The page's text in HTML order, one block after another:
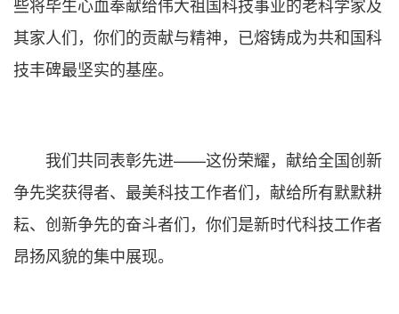
其家人们，你们的贡献与精神，已熔铸成为共和国科
技丰碑最坚实的基座。
我们共同表彰先进——这份荣耀，献给全国创新
争先奖获得者、最美科技工作者们，献给所有默默耕
耘、创新争先的奋斗者们，你们是新时代科技工作者
昂扬风貌的集中展现。